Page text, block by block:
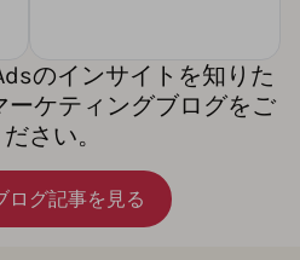
のインサイトを知りた
ーケティングブログをご
さい。
ログ記事を見る